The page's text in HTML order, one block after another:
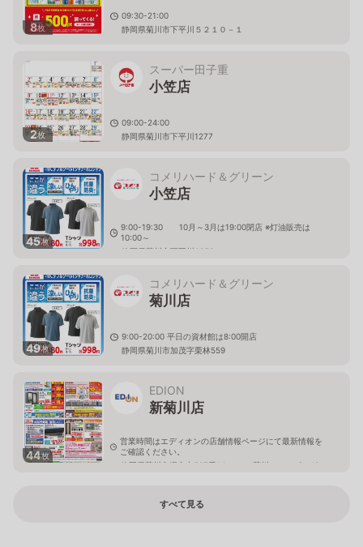
8枚
09:30-21:00
静岡県菊川市下平川５２１０－１
2枚
スーパー田子重
小笠店
09:00-24:00
静岡県菊川市下平川1277
45枚
コメリハード＆グリーン
小笠店
9:00-19:30 10月～3月は19:00閉店 ※灯油販売は
10:00～
静岡県菊川市下平川6256
49枚
コメリハード＆グリーン
菊川店
9:00-20:00 平日の資材館は8:00開店
静岡県菊川市加茂字栗林559
44枚
EDION
新菊川店
営業時間はエディオンの店舗情報ページにて最新情報を
ご確認ください。
静岡県菊川市堀之内507番1えんてつ菊川ショッピングセ
すべて見る